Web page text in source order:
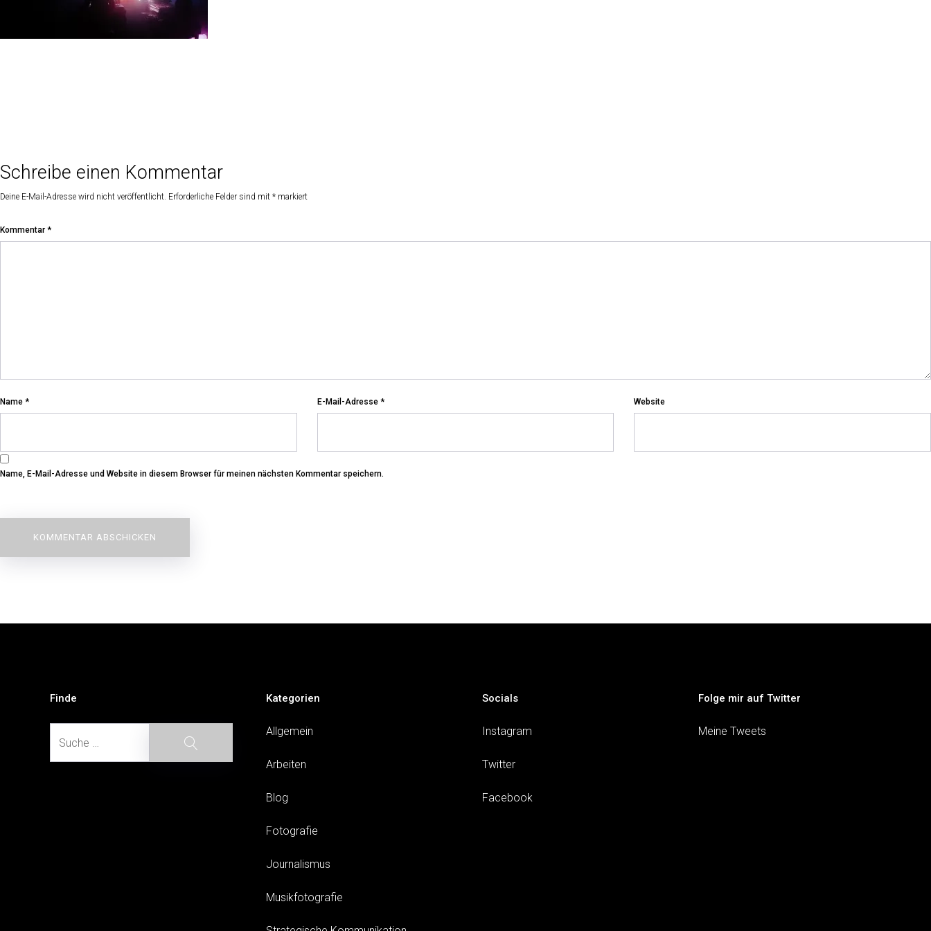
Schreibe einen Kommentar
Deine E-Mail-Adresse wird nicht veröffentlicht. Erforderliche Felder sind mit * markiert
Kommentar *
Name * E-Mail-Adresse * Website
Name, E-Mail-Adresse und Website in diesem Browser für meinen nächsten Kommentar speichern.
Finde
Suche
Kategorien
Allgemein
Arbeiten
Blog
Fotografie
Journalismus
Musikfotografie
Socials
Instagram
Twitter
Facebook
Folge mir auf Twitter
Meine Tweets